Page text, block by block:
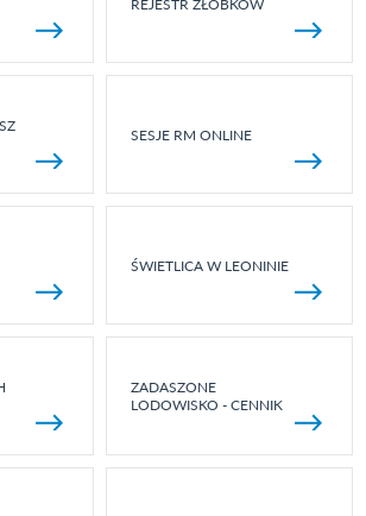
REJESTR ŻŁOBKÓW
SESJE RM ONLINE
ŚWIETLICA W LEONINIE
ZADASZONE
LODOWISKO - CENNIK